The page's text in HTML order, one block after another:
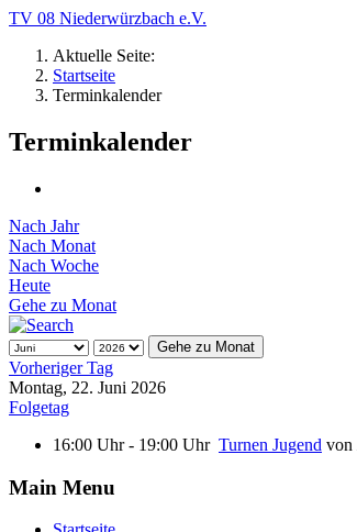
TV 08 Niederwürzbach e.V.
Aktuelle Seite:
Startseite
Terminkalender
Terminkalender
Nach Jahr
Nach Monat
Nach Woche
Heute
Gehe zu Monat
Gehe zu Monat
Vorheriger Tag
Montag, 22. Juni 2026
Folgetag
16:00 Uhr - 19:00 Uhr Turnen Jugend von
Main Menu